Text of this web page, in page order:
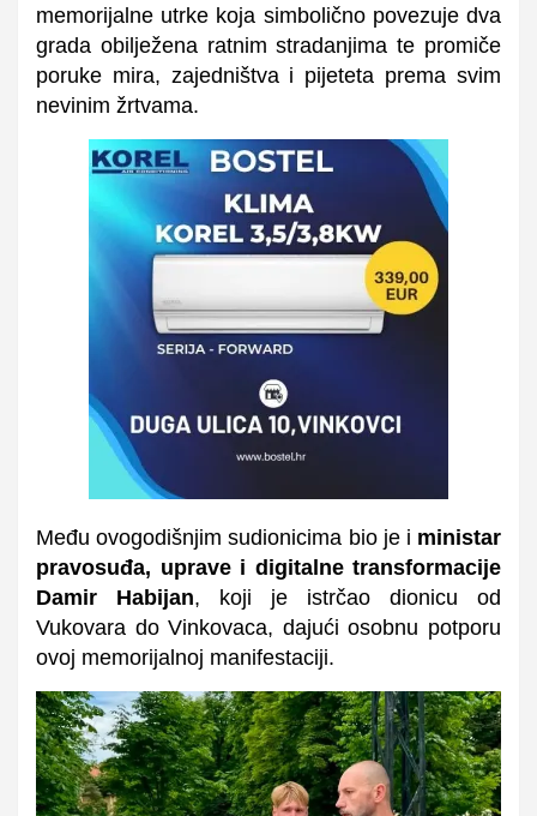
memorijalne utrke koja simbolično povezuje dva
grada obilježena ratnim stradanjima te promiče
poruke mira, zajedništva i pijeteta prema svim
nevinim žrtvama.
Među ovogodišnjim sudionicima bio je i ministar
pravosuđa, uprave i digitalne transformacije
Damir Habijan, koji je istrčao dionicu od
Vukovara do Vinkovaca, dajući osobnu potporu
ovoj memorijalnoj manifestaciji.